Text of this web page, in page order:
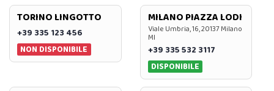
TORINO LINGOTTO
+39 335 123 456
NON DISPONIBILE
MILANO PIAZZA LODI
Viale Umbria, 16, 20137 Milano
MI
+39 335 532 3117
DISPONIBILE